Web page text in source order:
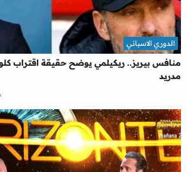
منافس بيريز.. ريكيلمي يوضح حقيقة اقتراب
مدريد
الدوري الاسباني